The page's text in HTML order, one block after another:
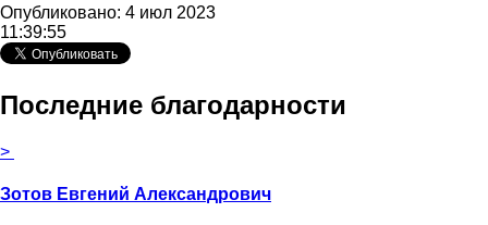
Опубликовано: 4 июл 2023
11:39:55
Последние благодарности
>
Зотов Евгений Александрович